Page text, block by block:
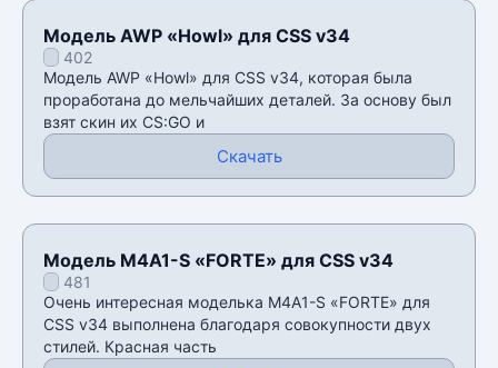
Модель AWP «Howl» для CSS v34
402
Модель AWP «Howl» для CSS v34, которая была
проработана до мельчайших деталей. За основу был
взят скин их CS:GO и
Скачать
Модель M4A1-S «FORTE» для CSS v34
481
Очень интересная моделька M4A1-S «FORTE» для
CSS v34 выполнена благодаря совокупности двух
стилей. Красная часть